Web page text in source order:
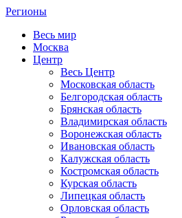
Регионы
Весь мир
Москва
Центр
Весь Центр
Московская область
Белгородская область
Брянская область
Владимирская область
Воронежская область
Ивановская область
Калужская область
Костромская область
Курская область
Липецкая область
Орловская область